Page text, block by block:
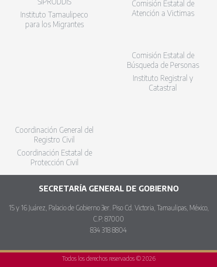
Instituto Tamaulipeco
para los Migrantes
Comisión Estatal de
Atención a Victimas
Comisión Estatal de
Búsqueda de Personas
Instituto Registral y
Catastral
Coordinación General del
Registro Civil
Coordinación Estatal de
Protección Civil
SECRETARÍA GENERAL DE GOBIERNO
15 y 16 Juárez, Palacio de Gobierno 3er. Piso Cd. Victoria, Tamaulipas, México,
C.P. 87000
834 318 8804
Todos los derechos reservados © 2026